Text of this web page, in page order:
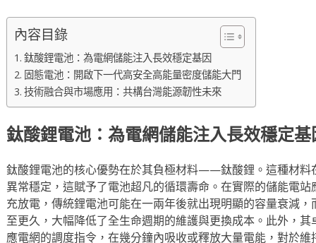
內容目錄
鈦酸鋰電池：為電網儲能注入長效穩定基因
固態電池：開啟下一代高安全高能量密度儲能大門
技術融合與市場應用：共構台灣能源韌性未來
鈦酸鋰電池：為電網儲能注入長效穩定基
鈦酸鋰電池的核心優勢在於其負極材料——鈦酸鋰。這種材料
異常穩定，這賦予了電池超凡的循環壽命。在實際的儲能電
充放電，傳統鋰電池可能在一兩年後就出現明顯的容量衰減
至更久，大幅降低了全生命週期的維護與更換成本。此外，
應電網的調度指令，在幾分鐘內吸收或釋放大量電能，對於